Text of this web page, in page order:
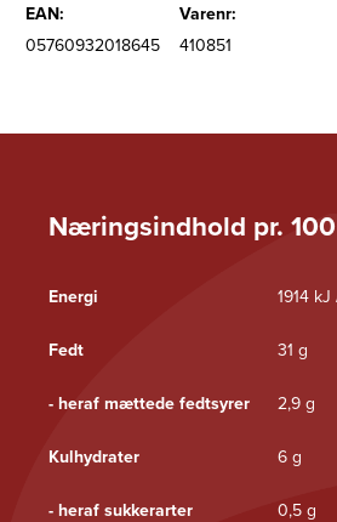
Næringsindhold pr.
Energi 1914
Fedt 31 g
- heraf mættede fedtsyrer 2,9 g
Kulhydrater 6 g
- heraf sukkerarter 0,5 g
EAN:
Varenr:
05760932018645
410851